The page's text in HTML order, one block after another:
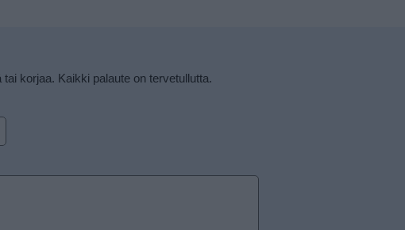
korjaa. Kaikki palaute on tervetullutta.